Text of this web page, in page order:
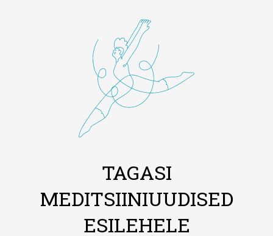
TAGASI
MEDITSIINIUUDISED
ESILEHELE